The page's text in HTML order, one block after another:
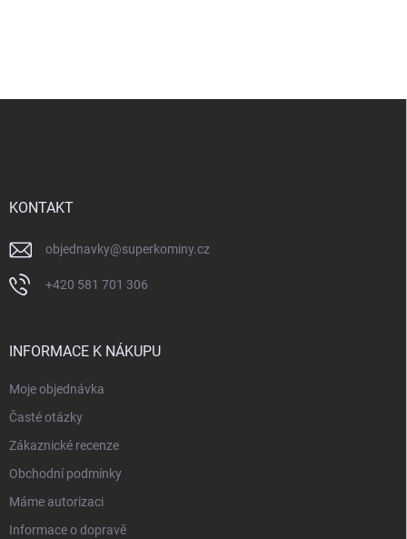
KONTAKT
objednavky@superkominy.cz
+420 581 701 306
INFORMACE K NÁKUPU
Moje objednávka
Časté otázky
Zákaznické recenze
Obchodní podmínky
Máme autorizaci
Informace o dopravě